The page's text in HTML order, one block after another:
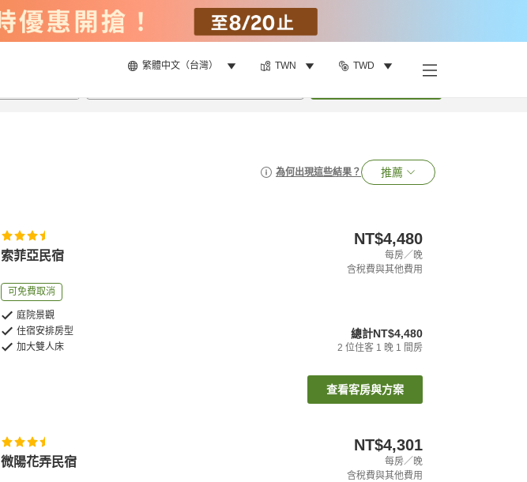
繁體中文（台灣） TWN TWD
為何出現這些結果？ 推薦
索菲亞民宿
可免費取消
庭院景觀
住宿安排房型
加大雙人床
NT$4,480
每房／晚
含稅費與其他費用
總計NT$4,480
2 位住客 1 晚 1 間房
查看客房與方案
微陽花弄民宿
NT$4,301
每房／晚
含稅費與其他費用